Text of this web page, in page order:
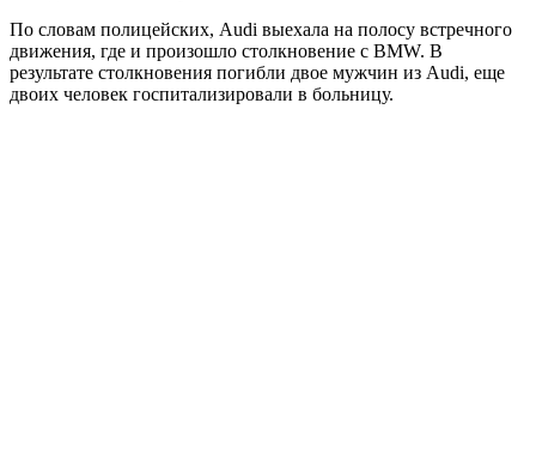
По словам полицейских, Audi выехала на полосу встречного
движения, где и произошло столкновение с BMW. В
результате столкновения погибли двое мужчин из Audi, еще
двоих человек госпитализировали в больницу.